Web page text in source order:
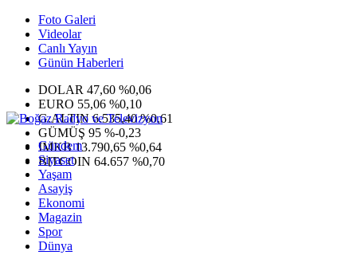
Foto Galeri
Videolar
Canlı Yayın
Günün Haberleri
DOLAR 47,60 %0,06
EURO 55,06 %0,10
G.ALTIN6.535,40 %0,61
GÜMÜŞ 95 %-0,23
IMKB13.790,65 %0,64
BITCOIN 64.657 %0,70
Gündem
Siyaset
Yaşam
Asayiş
Ekonomi
Magazin
Spor
Dünya